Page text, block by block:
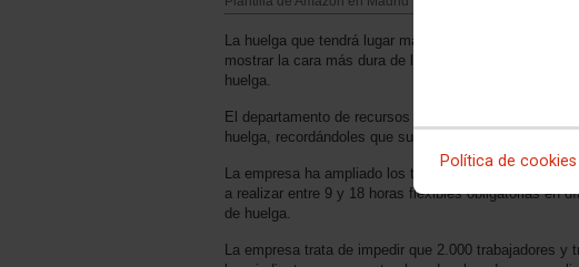
Política de cookies
La huelga que tendrá lugar mañana y pasado, y que
mostrar la cara más dura de la multinacional Amazon,
huelga.
El departamento de recursos humanos ha preguntado
huelga, recordándoles que su contrato finaliza en
La empresa ha ampliado los turnos en el fin de
a realizar entre 9 y 18 horas flexibles obligatorias en
de huelga.
La empresa trata de impedir que 2.000 trabajadores